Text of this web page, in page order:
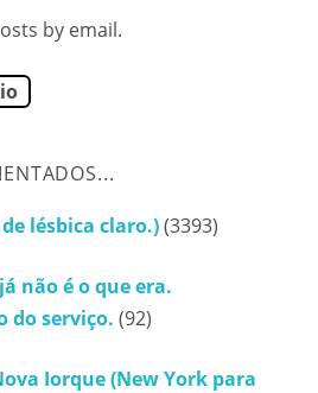
by email.
lésbica claro.)(3393)
não é o que era.
do serviço. (92)
Iorque (New York para